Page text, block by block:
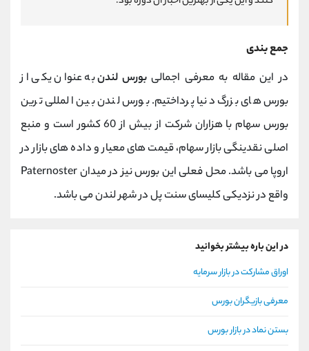
جمع بندی
در این مقاله به معرفی اجمالیبورس لندنبه عنوان یکی از
بورس های بزرگ دنیا پرداختیم. بورس لندن بین المللی ترین
بورس سهام با هزاران شرکت از بیش از 60 کشور است و منبع
اصلی نقدینگی بازار سهام، قیمت های معیار و داده های بازار در
اروپا می باشد. محل فعلی این بورس نیز در میدان Paternoster
واقع در نزدیکی کلیسای سنت پل در شهر لندن می باشد.
در این باره بیشتر بخوانید
اوراق مشارکت در بازار سرمایه
معرفی بازیگران بورس
بستن نماد در بازار بورس